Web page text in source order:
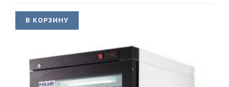
В КОРЗИНУ